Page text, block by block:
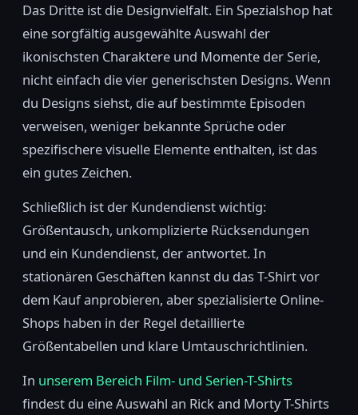
Das Dritte ist die Designvielfalt. Ein Spezialshop hat
eine sorgfältig ausgewählte Auswahl der
ikonischsten Charaktere und Momente der Serie,
nicht einfach die vier generischsten Designs. Wenn
du Designs siehst, die auf bestimmte Episoden
verweisen, weniger bekannte Sprüche oder
spezifischere visuelle Elemente enthalten, ist das
ein gutes Zeichen.
Schließlich ist der Kundendienst wichtig:
Größentausch, unkomplizierte Rücksendungen
und ein Kundendienst, der antwortet. In
stationären Geschäften kannst du das T-Shirt vor
dem Kauf anprobieren, aber spezialisierte Online-
Shops haben in der Regel detaillierte
Größentabellen und klare Umtauschrichtlinien.
In unserem Bereich Film- und Serien-T-Shirts
findest du eine Auswahl an Rick and Morty T-Shirts